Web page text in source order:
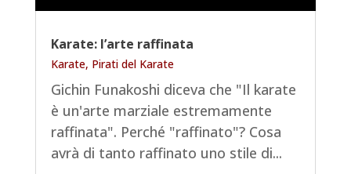
Karate: l’arte raffinata
Karate, Pirati del Karate
Gichin Funakoshi diceva che "Il karate
è un'arte marziale estremamente
raffinata". Perché "raffinato"? Cosa
avrà di tanto raffinato uno stile di...